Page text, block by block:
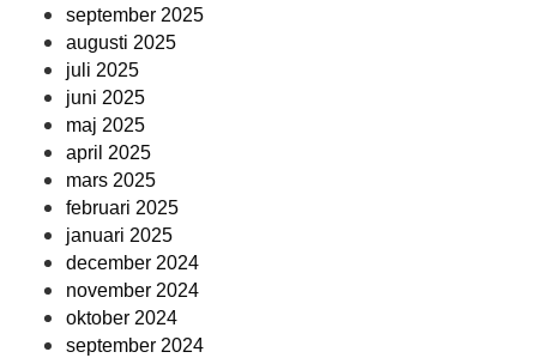
september 2025
augusti 2025
juli 2025
juni 2025
maj 2025
april 2025
mars 2025
februari 2025
januari 2025
december 2024
november 2024
oktober 2024
september 2024